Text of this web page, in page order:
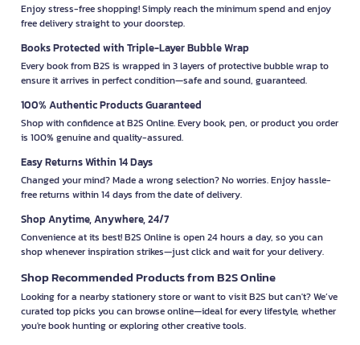
Enjoy stress-free shopping! Simply reach the minimum spend and enjoy
free delivery straight to your doorstep.
Books Protected with Triple-Layer Bubble Wrap
Every book from B2S is wrapped in 3 layers of protective bubble wrap to
ensure it arrives in perfect condition—safe and sound, guaranteed.
100% Authentic Products Guaranteed
Shop with confidence at B2S Online. Every book, pen, or product you order
is 100% genuine and quality-assured.
Easy Returns Within 14 Days
Changed your mind? Made a wrong selection? No worries. Enjoy hassle-
free returns within 14 days from the date of delivery.
Shop Anytime, Anywhere, 24/7
Convenience at its best! B2S Online is open 24 hours a day, so you can
shop whenever inspiration strikes—just click and wait for your delivery.
Shop Recommended Products from B2S Online
Looking for a nearby stationery store or want to visit B2S but can't? We’ve
curated top picks you can browse online—ideal for every lifestyle, whether
you're book hunting or exploring other creative tools.